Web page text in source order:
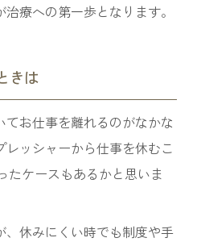
療への第一歩となります。
きは
お仕事を離れるのがなかな
ッシャーから仕事を休むこ
たケースもあるかと思いま
、休みにくい時でも制度や手